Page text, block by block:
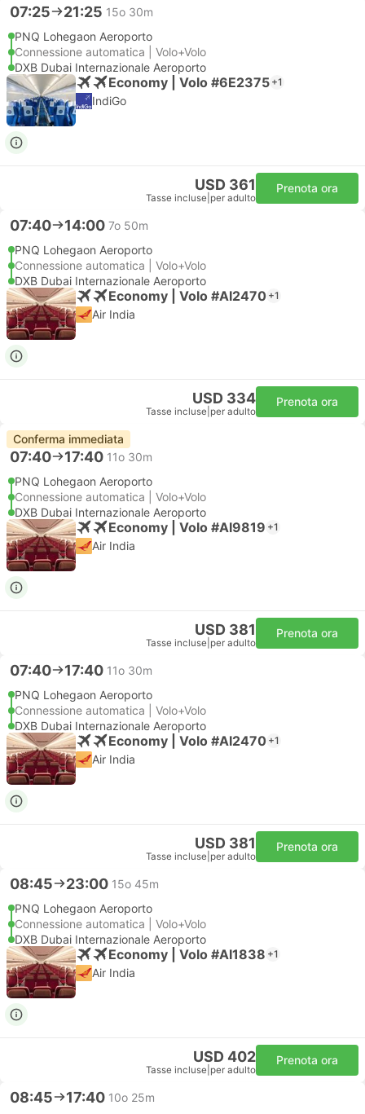
07:25 21:25 15o 30m
PNQ Lohegaon Aeroporto
Connessione automatica | Volo+Volo
DXB Dubai Internazionale Aeroporto
Economy | Volo #6E2375 +1
IndiGo
USD 361
Tasse incluse per adulto
Prenota ora
07:40 14:00 7o 50m
PNQ Lohegaon Aeroporto
Connessione automatica | Volo+Volo
DXB Dubai Internazionale Aeroporto
Economy | Volo #AI2470 +1
Air India
USD 334
Tasse incluse per adulto
Prenota ora
Conferma immediata
07:40 17:40 11o 30m
PNQ Lohegaon Aeroporto
Connessione automatica | Volo+Volo
DXB Dubai Internazionale Aeroporto
Economy | Volo #AI9819 +1
Air India
USD 381
Tasse incluse per adulto
Prenota ora
07:40 17:40 11o 30m
PNQ Lohegaon Aeroporto
Connessione automatica | Volo+Volo
DXB Dubai Internazionale Aeroporto
Economy | Volo #AI2470 +1
Air India
USD 381
Tasse incluse per adulto
Prenota ora
08:45 23:00 15o 45m
PNQ Lohegaon Aeroporto
Connessione automatica | Volo+Volo
DXB Dubai Internazionale Aeroporto
Economy | Volo #AI1838 +1
Air India
USD 402
Tasse incluse per adulto
Prenota ora
08:45 17:40 10o 25m